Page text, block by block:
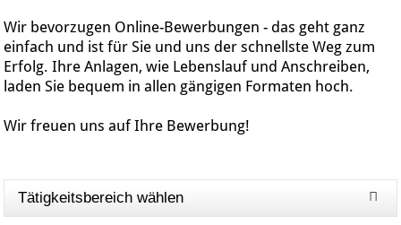
Wie bewerbe ich mich
Wir bevorzugen Online-Bewerbungen - das geht ganz
einfach und ist für Sie und uns der schnellste Weg zum
Erfolg. Ihre Anlagen, wie Lebenslauf und Anschreiben,
laden Sie bequem in allen gängigen Formaten hoch.
Wir freuen uns auf Ihre Bewerbung!
Tätigkeitsbereich wählen